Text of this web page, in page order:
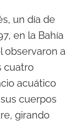
un día de
en la Bahía
observaron a
cuatro
acuático
cuerpos
girando